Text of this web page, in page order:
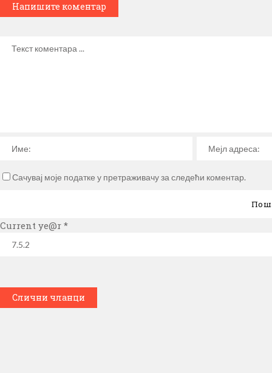
Напишите коментар
Сачувај моје податке у претраживачу за следећи коментар.
Current ye@r *
Слични чланци